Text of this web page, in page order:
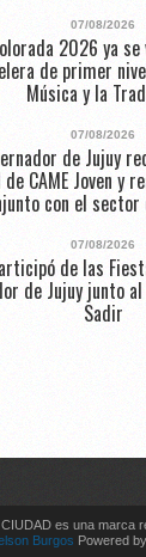
07/08/2026
2026 ya
de primer
Música y la
07/08/2026
de Jujuy
de CAME Joven y
con el
07/08/2026
de las
de Jujuy junto
Sadir
es una marca
Burgos Powered by